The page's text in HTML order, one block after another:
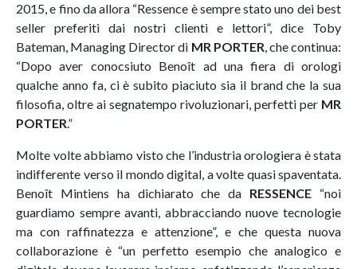
2015, e fino da allora “Ressence è sempre stato uno dei best
seller preferiti dai nostri clienti e lettori”, dice Toby
Bateman, Managing Director di MR PORTER, che continua:
“Dopo aver conocsiuto Benoît ad una fiera di orologi
qualche anno fa, ci è subito piaciuto sia il brand che la sua
filosofia, oltre ai segnatempo rivoluzionari, perfetti per MR
PORTER.”
Molte volte abbiamo visto che l’industria orologiera è stata
indifferente verso il mondo digital, a volte quasi spaventata.
Benoît Mintiens ha dichiarato che da RESSENCE “noi
guardiamo sempre avanti, abbracciando nuove tecnologie
ma con raffinatezza e attenzione”, e che questa nuova
collaborazione è “un perfetto esempio che analogico e